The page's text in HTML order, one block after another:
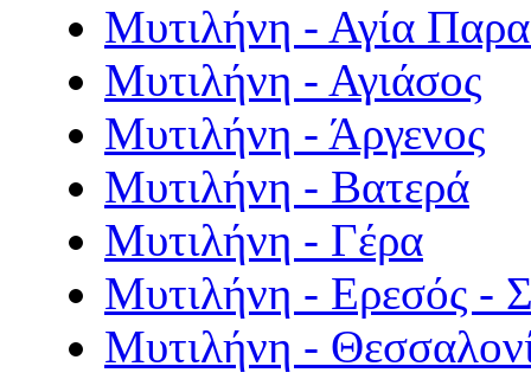
Μυτιλήνη - Αγία
Μυτιλήνη - Αγιάσος
Μυτιλήνη - Άργενος
Μυτιλήνη - Βατερά
Μυτιλήνη - Γέρα
Μυτιλήνη - Ερεσός -
Μυτιλήνη -